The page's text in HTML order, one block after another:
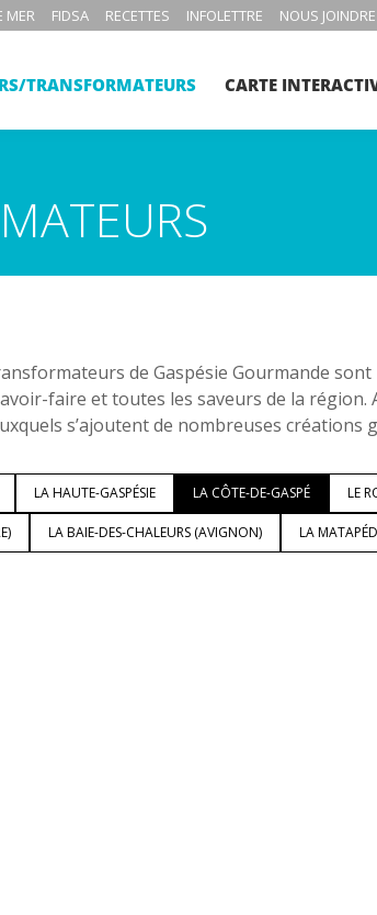
MER FIDSA RECETTES INFOLETTRE NOUS JOINDRE
TRANSFORMATEURS CARTE
de Gaspésie Gourmande
faire et toutes les saveurs de la région.
s’ajoutent de nombreuses créations
LA HAUTE-GASPÉSIE LA CÔTE-DE-GASPÉ LE
LA BAIE-DES-CHALEURS (AVIGNON) LA